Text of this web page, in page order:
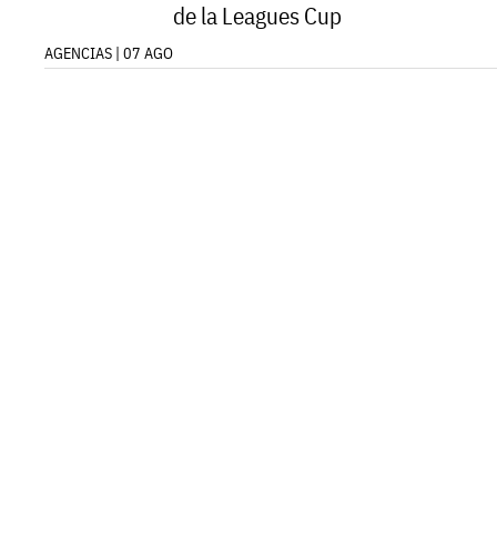
de la Leagues Cup
AGENCIAS | 07 AGO